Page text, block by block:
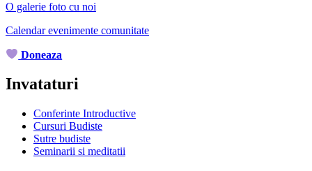
O galerie foto cu noi
Calendar evenimente comunitate
Doneaza
Invataturi
Conferinte Introductive
Cursuri Budiste
Sutre budiste
Seminarii si meditatii